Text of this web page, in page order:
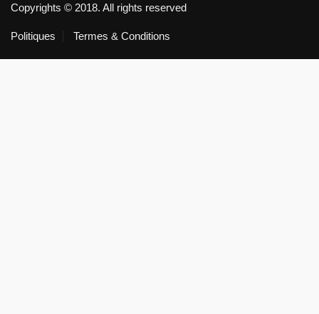
Copyrights © 2018. All rights reserved
Politiques Termes & Conditions